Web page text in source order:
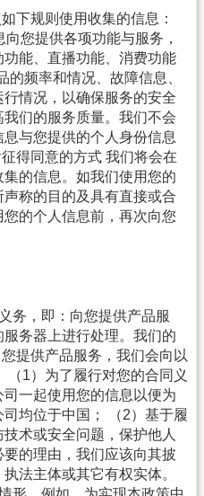
下规则使用收集的信息：
您提供各项功能与服务，
能、直播功能、消费功能
频率和情况、故障信息、
情况，以确保服务的安全
们的服务质量。我们不会
与您提供的个人身份信息
得同意的方式 我们将会在
的信息。如我们使用您的
称的目的及具有直接或合
的个人信息前，再次向您
务，即：向您提供产品服
务器上进行处理。我们的
提供产品服务，我们会向以
（1）为了履行对您的合同义
一起使用您的信息以便为
均位于中国； （2）基于履
术或安全问题，保护他人
的理由，我们应该向其披
法主体或其它有权实体。